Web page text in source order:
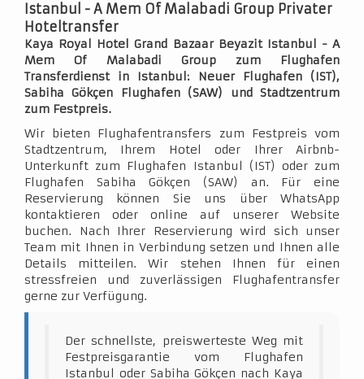
Istanbul - A Mem Of Malabadi Group Privater
Hoteltransfer
Kaya Royal Hotel Grand Bazaar Beyazit Istanbul - A
Mem Of Malabadi Group zum Flughafen
Transferdienst in Istanbul: Neuer Flughafen (IST),
Sabiha Gökçen Flughafen (SAW) und Stadtzentrum
zum Festpreis.
Wir bieten Flughafentransfers zum Festpreis vom
Stadtzentrum, Ihrem Hotel oder Ihrer Airbnb-
Unterkunft zum Flughafen Istanbul (IST) oder zum
Flughafen Sabiha Gökçen (SAW) an. Für eine
Reservierung können Sie uns über WhatsApp
kontaktieren oder online auf unserer Website
buchen. Nach Ihrer Reservierung wird sich unser
Team mit Ihnen in Verbindung setzen und Ihnen alle
Details mitteilen. Wir stehen Ihnen für einen
stressfreien und zuverlässigen Flughafentransfer
gerne zur Verfügung.
Der schnellste, preiswerteste Weg mit
Festpreisgarantie vom Flughafen
Istanbul oder Sabiha Gökçen nach Kaya